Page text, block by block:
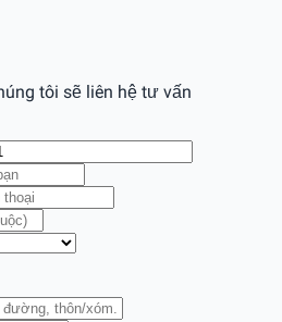
tôi sẽ liên hệ tư vấn